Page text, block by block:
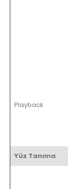
Playback
Yüz Tanıma